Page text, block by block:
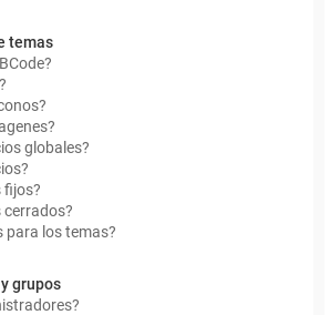
temas
globales?
fijos?
cerrados?
para los temas?
grupos